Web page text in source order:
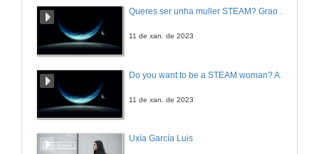
Queres ser unha muller STEAM? Grao en Enxeñaría Aeroespacial
11 de xan. de 2023
11 de xan. de 2023
Uxía García Luis